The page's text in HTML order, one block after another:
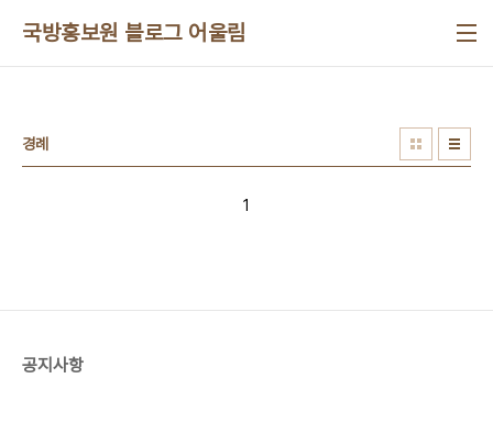
국방홍보원 블로그 어울림
경례
1
공지사항